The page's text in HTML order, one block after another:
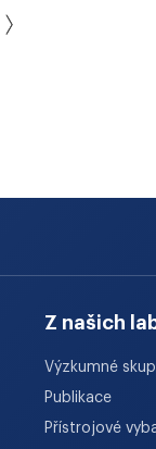
Z našich
Výzkumné
Publikace
Přístrojové